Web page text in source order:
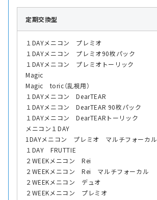
定期交換型
１DAYメニコン プレミオ
１DAYメニコン プレミオ90枚パック
１DAYメニコン プレミオトーリック
Magic
Magic toric（乱視用）
１DAYメニコン DearTEAR
１DAYメニコン DearTEAR 90枚パック
１DAYメニコン DearTEARトーリック
メニコン１DAY
1DAYメニコン プレミオ マルチフォーカル
１DAY FRUTTIE
２WEEKメニコン Rei
２WEEKメニコン Rei マルチフォーカル
２WEEKメニコン デュオ
２WEEKメニコン プレミオ